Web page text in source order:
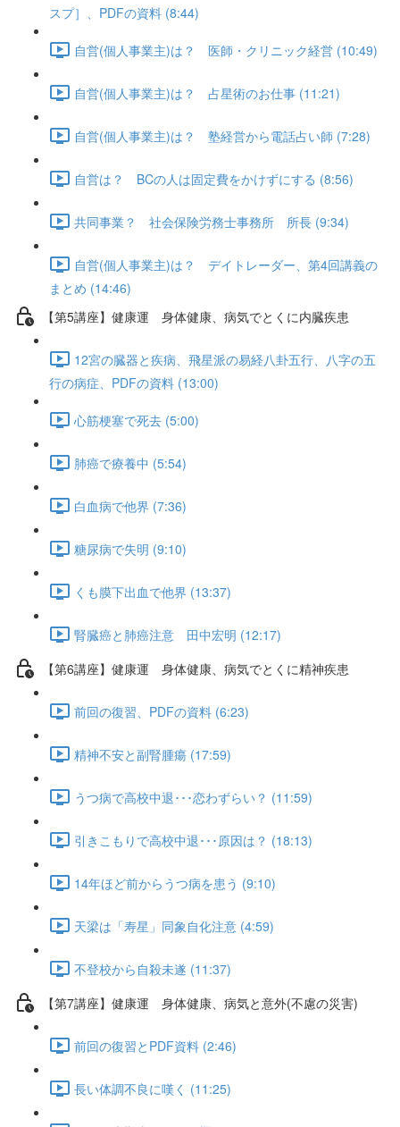
スプ］、PDFの資料 (8:44)
自営(個人事業主)は？ 医師・クリニック経営 (10:49)
自営(個人事業主)は？ 占星術のお仕事 (11:21)
自営(個人事業主)は？ 塾経営から電話占い師 (7:28)
自営は？ BCの人は固定費をかけずにする (8:56)
共同事業？ 社会保険労務士事務所 所長 (9:34)
自営(個人事業主)は？ デイトレーダー、第4回講義の
まとめ (14:46)
【第5講座】健康運 身体健康、病気でとくに内臓疾患
12宮の臓器と疾病、飛星派の易経八卦五行、八字の五
行の病症、PDFの資料 (13:00)
心筋梗塞で死去 (5:00)
肺癌で療養中 (5:54)
白血病で他界 (7:36)
糖尿病で失明 (9:10)
くも膜下出血で他界 (13:37)
腎臓癌と肺癌注意 田中宏明 (12:17)
【第6講座】健康運 身体健康、病気でとくに精神疾患
前回の復習、PDFの資料 (6:23)
精神不安と副腎腫瘍 (17:59)
うつ病で高校中退･･･恋わずらい？ (11:59)
引きこもりで高校中退･･･原因は？ (18:13)
14年ほど前からうつ病を患う (9:10)
天梁は「寿星」同象自化注意 (4:59)
不登校から自殺未遂 (11:37)
【第7講座】健康運 身体健康、病気と意外(不慮の災害)
前回の復習とPDF資料 (2:46)
長い体調不良に嘆く (11:25)